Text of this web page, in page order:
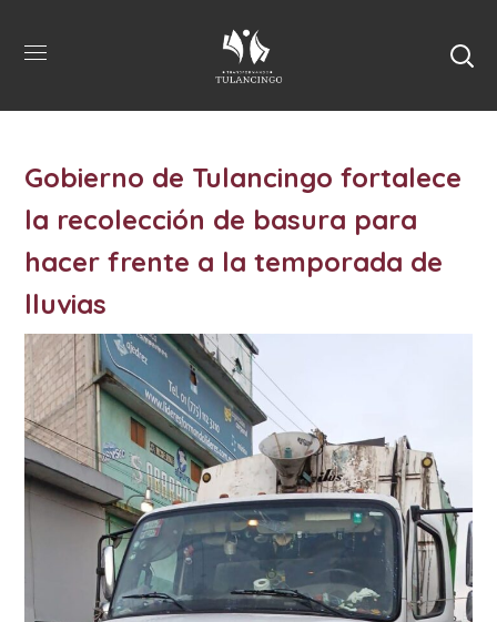
Gobierno de Tulancingo fortalece
la recolección de basura para
hacer frente a la temporada de
lluvias